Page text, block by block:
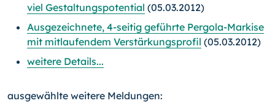
viel Gestaltungspotential (05.03.2012)
Ausgezeichnete, 4-seitig geführte Pergola-Markise
mit mitlaufendem Verstärkungsprofil (05.03.2012)
weitere Details...
ausgewählte weitere Meldungen: